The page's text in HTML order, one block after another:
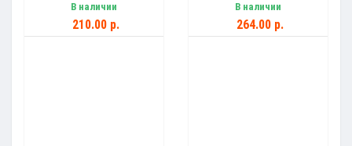
В наличии
210.00 р.
В наличии
264.00 р.